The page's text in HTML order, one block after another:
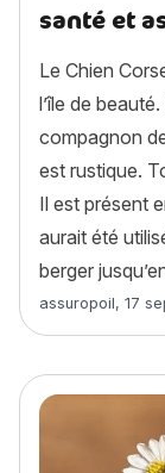
santé et
Le Chien
l’île de
compagnon
est rustique.
Il est présent
aurait été
berger
Article rédigé
assuropoil, 17